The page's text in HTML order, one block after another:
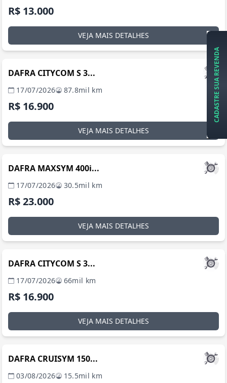
R$ 13.000
VEJA MAIS DETALHES
SÃO PAULO / SP
DAFRA CITYCOM S 3...
17/07/2026 87.8mil km
R$ 16.900
VEJA MAIS DETALHES
DAFRA MAXSYM 400i...
17/07/2026 30.5mil km
R$ 23.000
VEJA MAIS DETALHES
DAFRA CITYCOM S 3...
17/07/2026 66mil km
R$ 16.900
VEJA MAIS DETALHES
DAFRA CRUISYM 150...
03/08/2026 15.5mil km
CADASTRE SUA REVENDA